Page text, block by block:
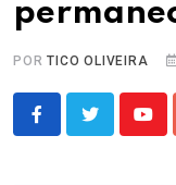
PORTICO OLIVEIRA